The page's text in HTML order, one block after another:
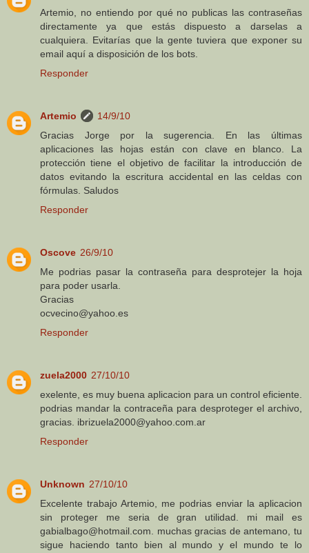
Artemio, no entiendo por qué no publicas las contraseñas
directamente ya que estás dispuesto a darselas a
cualquiera. Evitarías que la gente tuviera que exponer su
email aquí a disposición de los bots.
Responder
Artemio
14/9/10
Gracias Jorge por la sugerencia. En las últimas
aplicaciones las hojas están con clave en blanco. La
protección tiene el objetivo de facilitar la introducción de
datos evitando la escritura accidental en las celdas con
fórmulas. Saludos
Responder
Oscove 26/9/10
Me podrias pasar la contraseña para desprotejer la hoja
para poder usarla.
Gracias
ocvecino@yahoo.es
Responder
zuela2000 27/10/10
exelente, es muy buena aplicacion para un control eficiente.
podrias mandar la contraceña para desproteger el archivo,
gracias. ibrizuela2000@yahoo.com.ar
Responder
Unknown 27/10/10
Excelente trabajo Artemio, me podrias enviar la aplicacion
sin proteger me seria de gran utilidad. mi mail es
gabialbago@hotmail.com. muchas gracias de antemano, tu
sigue haciendo tanto bien al mundo y el mundo te lo